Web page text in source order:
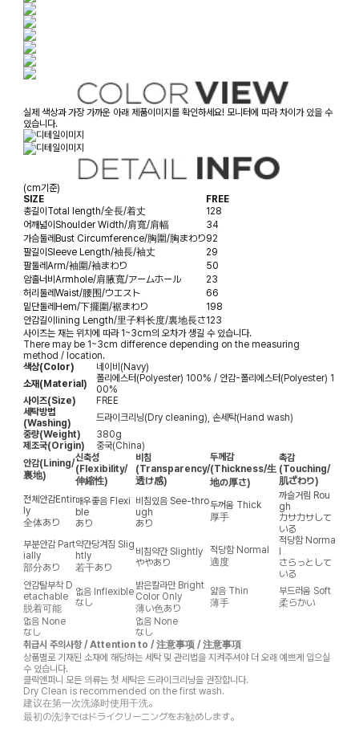
실제 색상과 가장 가까운 아래 제품이미지를 확인하세요! 모니터에 따라 차이가 있을 수
있습니다.
(cm기준)
SIZE
FREE
총길이Total length/全長/着丈
128
어깨넓이Shoulder Width/肩寬/肩幅
34
가슴둘레Bust Circumference/胸圍/胸まわり92
팔길이Sleeve Length/袖長/袖丈
29
팔둘레Arm/袖圍/袖まわり
50
암홀너비Armhole/肩腋寬/アームホール
23
허리둘레Waist/腰围/ウエスト
66
밑단둘레Hem/下擺圍/裾まわり
198
안감길이lining Length/里子料长度/裏地長さ123
사이즈는 재는 위치에 따라 1~3cm의 오차가 생길 수 있습니다.
There may be 1~3cm difference depending on the measuring
method / location.
색상(Color)
네이비(Navy)
소재(Material)
폴리에스터(Polyester) 100% / 안감-폴리에스터(Polyester) 1
00%
사이즈(Size)
FREE
세탁방법
(Washing)
드라이크리닝(Dry cleaning), 손세탁(Hand wash)
중량(Weight)
380g
제조국(Origin)
중국(China)
안감(Lining/
裏地)
신축성
(Flexibility/
伸縮性)
비침
(Transparency/
透け感)
두께감
(Thickness/生
地の厚さ)
촉감
(Touching/
肌ざわり)
전체안감Entir
ly
全体あり
매우좋음 Flexi
ble
あり
비침있음 See-thro
ugh
あり
두꺼움 Thick
厚手
까슬거림 Rou
gh
カサカサして
いる
부분안감 Part
ially
部分あり
약간당겨짐 Slig
htly
若干あり
비침약간 Slightly
ややあり
적당함 Normal
適度
적당함 Norma
l
さらっとして
いる
안감탈부착 D
etachable
脱着可能
없음 Inflexible
なし
밝은칼라만 Bright
Color Only
薄い色あり
얇음 Thin
薄手
부드러움 Soft
柔らかい
없음 None
なし
없음 None
なし
취급시 주의사항 / Attention to / 注意事项 / 注意事項
상품별로 기재된 소재에 해당하는 세탁 및 관리법을 지켜주셔야 더 오래 예쁘게 입으실
수 있습니다.
클릭앤퍼니 모든 의류는 첫 세탁은 드라이크리닝을 권장합니다.
Dry Clean is recommended on the first wash.
建议在第一次洗涤时使用干洗。
最初の洗浄ではドライクリーニングをお勧めします。